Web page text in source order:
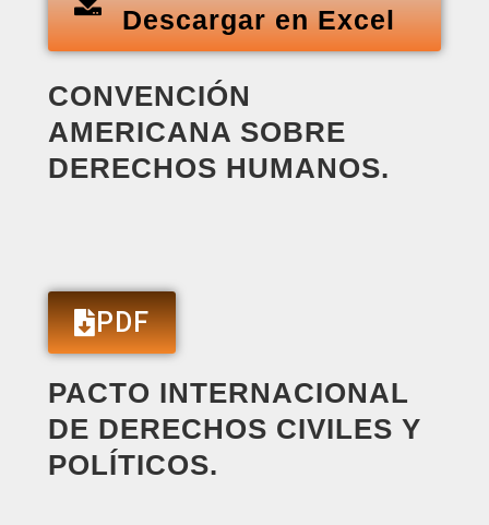
Descargar en Excel
CONVENCIÓN
AMERICANA SOBRE
DERECHOS HUMANOS.
PDF
PACTO INTERNACIONAL
DE DERECHOS CIVILES Y
POLÍTICOS.